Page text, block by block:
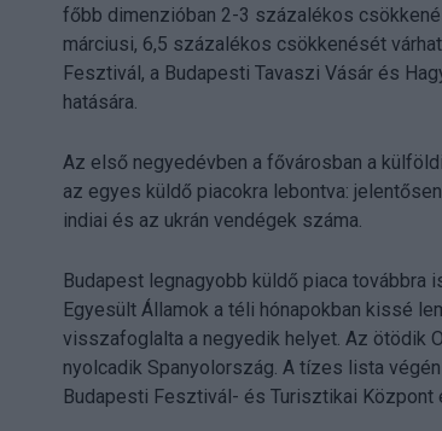
főbb dimenzióban 2-3 százalékos
márciusi, 6,5 százalékos csökkenését
Fesztivál, a Budapesti Tavaszi Vásár és
hatására.
Az első negyedévben a fővárosban a
az egyes küldő piacokra lebontva:
indiai és az ukrán vendégek száma.
Budapest legnagyobb küldő piaca
Egyesült Államok a téli hónapokban kissé
visszafoglalta a negyedik helyet. Az ötödik
nyolcadik Spanyolország. A tízes lista
Budapesti Fesztivál- és Turisztikai Központ